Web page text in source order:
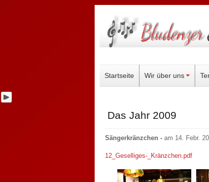
Startseite Wir über uns
Das Jahr 2009
Sängerkränzchen - am 14. Febr.
12_Geselliges-_Kränzchen.pdf